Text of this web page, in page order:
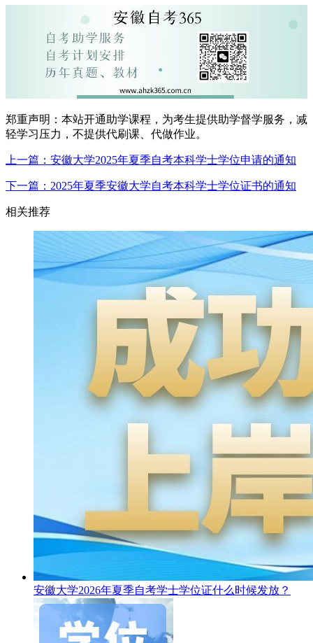
郑重声明：本站开通助学课程，为考生提供助学督学服务，减
轻学习压力，不提供代刷课、代做作业。
上一篇：安徽大学2025年夏季自考本科学士学位申请的通知
下一篇：2025年夏季安徽大学自考本科学士学位证书的通知
相关推荐
安徽大学2026年夏季自考学士学位证什么时候发放？